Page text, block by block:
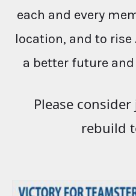
each and every
location, and to
a better future
Please
rebuild